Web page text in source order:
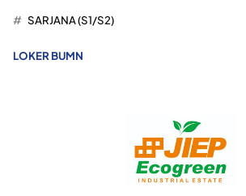
SARJANA (S1/S2)
LOKER BUMN